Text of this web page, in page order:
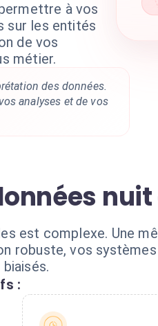
à vos
sur les entités
de vos
métier.
des données.
analyses et de vos
est complexe. Une
robuste, vos
: